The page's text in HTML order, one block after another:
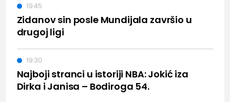
Zidanov sin posle Mundijala završio u
drugoj ligi
19:45
Najboji stranci u istoriji NBA: Jokić iza
Dirka i Janisa – Bodiroga 54.
19:30